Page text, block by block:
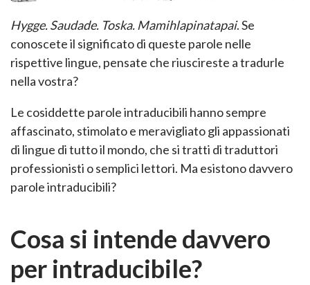
Hygge. Saudade. Toska. Mamihlapinatapai. Se
conoscete il significato di queste parole nelle
rispettive lingue, pensate che riuscireste a tradurle
nella vostra?
Le cosiddette parole intraducibili hanno sempre
affascinato, stimolato e meravigliato gli appassionati
di lingue di tutto il mondo, che si tratti di traduttori
professionisti o semplici lettori. Ma esistono davvero
parole intraducibili?
Cosa si intende davvero
per intraducibile?